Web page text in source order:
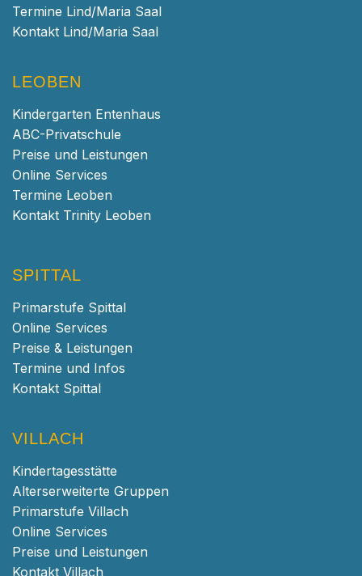
Termine Lind/Maria Saal
Kontakt Lind/Maria Saal
LEOBEN
Kindergarten Entenhaus
ABC-Privatschule
Preise und Leistungen
Online Services
Termine Leoben
Kontakt Trinity Leoben
SPITTAL
Primarstufe Spittal
Online Services
Preise & Leistungen
Termine und Infos
Kontakt Spittal
VILLACH
Kindertagesstätte
Alterserweiterte Gruppen
Primarstufe Villach
Online Services
Preise und Leistungen
Kontakt Villach